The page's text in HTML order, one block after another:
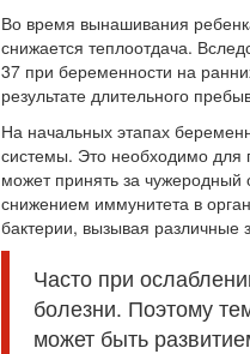
Во время вынашивания
снижается теплоотдача.
37 при беременности на
результате длительного
На начальных этапах
системы. Это необходимо для
может принять за чужеродный
снижением иммунитета в
бактерии, вызывая различные
Часто при
болезни. Поэтому
может быть